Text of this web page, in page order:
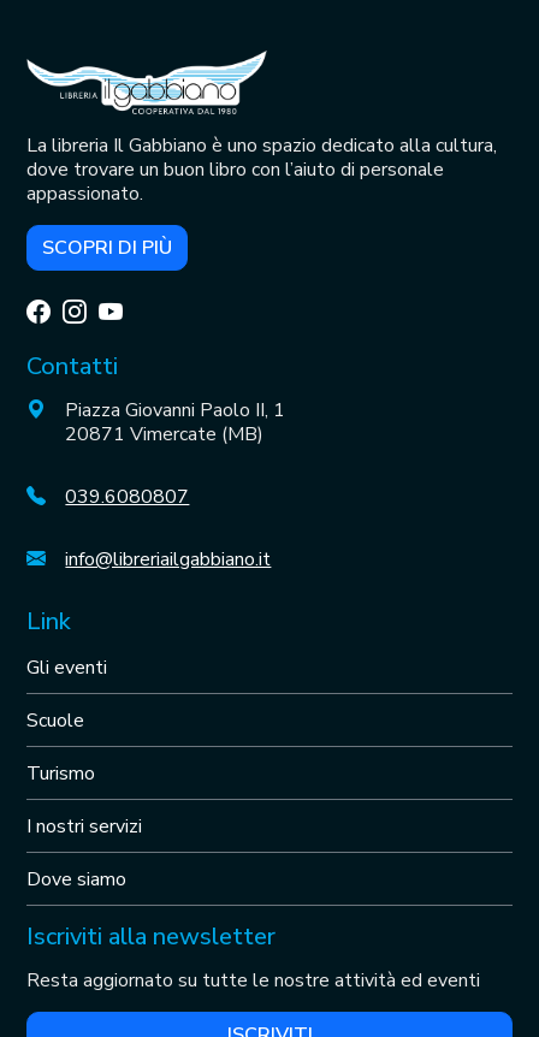
La libreria Il Gabbiano è uno spazio dedicato alla cultura,
dove trovare un buon libro con l’aiuto di personale
appassionato.
SCOPRI DI PIÙ
Contatti
Piazza Giovanni Paolo II, 1
20871 Vimercate (MB)
039.6080807
info@libreriailgabbiano.it
Link
Gli eventi
Scuole
Turismo
I nostri servizi
Dove siamo
Iscriviti alla newsletter
Resta aggiornato su tutte le nostre attività ed eventi